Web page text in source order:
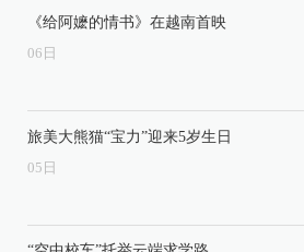
《给阿嬷的情书》在越南首映
06 日
旅美大熊猫“宝力”迎来5岁生日
05 日